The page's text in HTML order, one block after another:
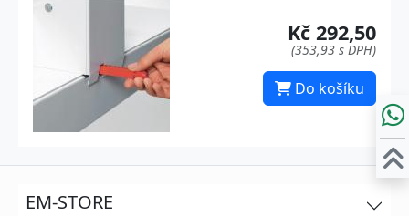
Kč 292,50
(353,93 s DPH)
Do košíku
EM-STORE